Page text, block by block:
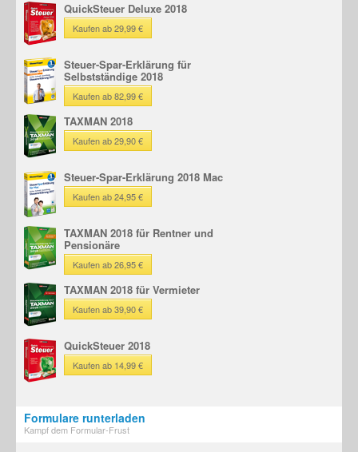
QuickSteuer Deluxe 2018
Kaufen ab 29,99 €
Steuer-Spar-Erklärung für
Selbstständige 2018
Kaufen ab 82,99 €
TAXMAN 2018
Kaufen ab 29,90 €
Steuer-Spar-Erklärung 2018 Mac
Kaufen ab 24,95 €
TAXMAN 2018 für Rentner und
Pensionäre
Kaufen ab 26,95 €
TAXMAN 2018 für Vermieter
Kaufen ab 39,90 €
QuickSteuer 2018
Kaufen ab 14,99 €
Formulare runterladen
Kampf dem Formular-Frust